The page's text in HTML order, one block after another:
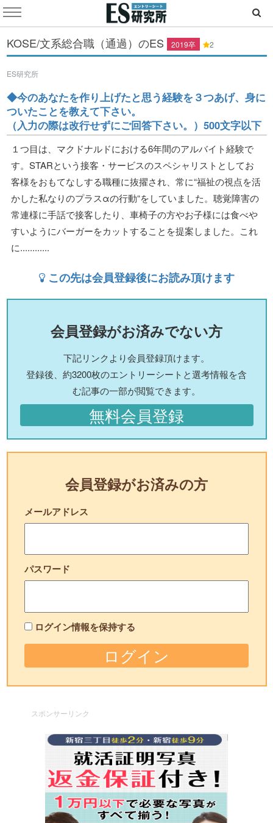
KOSE/文系総合職（通過）のES 2019卒 2
ES研究所
◆今のあなたを作り上げたと思う経験を３つあげ、身に
ついたことを教えて下さい。
（入力の際は改行せずにご回答下さい。）500文字以下
１つ目は、マクドナルドにおける6年間のアルバイト経験で
す。STARという接客・サービスのスペシャリストとしてお
客様をおもてなしする職種に抜擢され、常に“福祉の視点を活
かした私なりのプラスαの行動“をしていました。聴覚障害の
常連様に手話で接客したり、車椅子の方やお子様には食べや
すいようにバーガーをカットすることを提案しました。これ
に............
この先は会員登録後にお読み頂けます
会員登録がお済みでない方
下記リンクより会員登録頂けます。
登録後、約3200枚のエントリーシートと選考情報を含
む記事の一部が閲覧できます。
無料会員登録
会員登録がお済みの方
メールアドレス
パスワード
ログイン情報を保持する
スポンサーリンク